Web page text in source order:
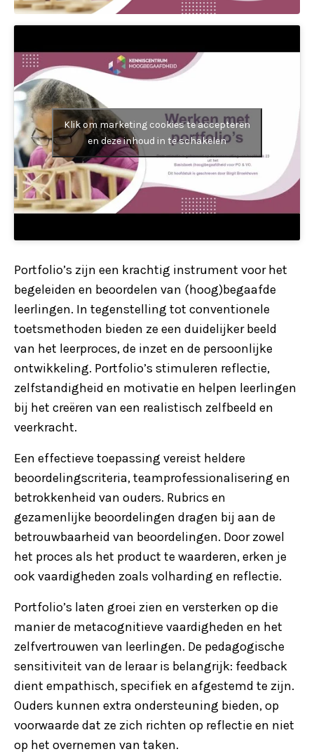
Klik om marketing cookies te accepteren
en deze inhoud in te schakelen
Portfolio’s zijn een krachtig instrument voor het
begeleiden en beoordelen van (hoog)begaafde
leerlingen. In tegenstelling tot conventionele
toetsmethoden bieden ze een duidelijker beeld
van het leerproces, de inzet en de persoonlijke
ontwikkeling. Portfolio’s stimuleren reflectie,
zelfstandigheid en motivatie en helpen leerlingen
bij het creëren van een realistisch zelfbeeld en
veerkracht.
Een effectieve toepassing vereist heldere
beoordelingscriteria, teamprofessionalisering en
betrokkenheid van ouders. Rubrics en
gezamenlijke beoordelingen dragen bij aan de
betrouwbaarheid van beoordelingen. Door zowel
het proces als het product te waarderen, erken je
ook vaardigheden zoals volharding en reflectie.
Portfolio’s laten groei zien en versterken op die
manier de metacognitieve vaardigheden en het
zelfvertrouwen van leerlingen. De pedagogische
sensitiviteit van de leraar is belangrijk: feedback
dient empathisch, specifiek en afgestemd te zijn.
Ouders kunnen extra ondersteuning bieden, op
voorwaarde dat ze zich richten op reflectie en niet
op het overnemen van taken.